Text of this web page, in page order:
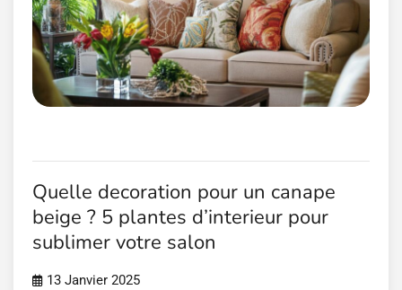
Quelle decoration pour un canape
beige ? 5 plantes d’interieur pour
sublimer votre salon
13 Janvier 2025